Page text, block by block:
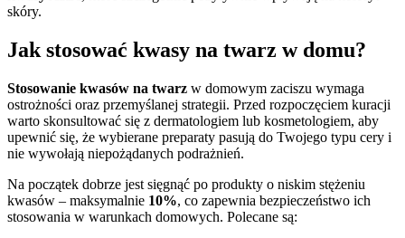
skóry.
Jak stosować kwasy na twarz w domu?
Stosowanie kwasów na twarz w domowym zaciszu wymaga
ostrożności oraz przemyślanej strategii. Przed rozpoczęciem kuracji
warto skonsultować się z dermatologiem lub kosmetologiem, aby
upewnić się, że wybierane preparaty pasują do Twojego typu cery i
nie wywołają niepożądanych podrażnień.
Na początek dobrze jest sięgnąć po produkty o niskim stężeniu
kwasów – maksymalnie 10%, co zapewnia bezpieczeństwo ich
stosowania w warunkach domowych. Polecane są: